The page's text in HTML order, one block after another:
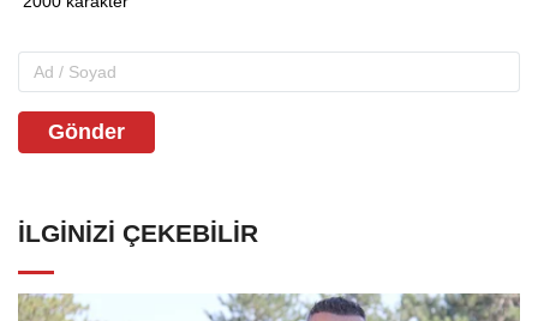
Gönder
İLGINIZI ÇEKEBILIR